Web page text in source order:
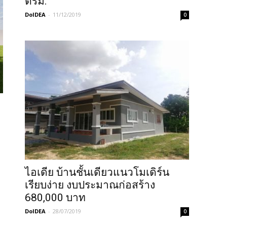
DoIDEA - 11/12/2019 0
ไอเดีย บ้านชั้นเดียวแนวโมเดิร์น
เรียบง่าย งบประมาณก่อสร้าง
680,000 บาท
DoIDEA - 28/07/2019 0